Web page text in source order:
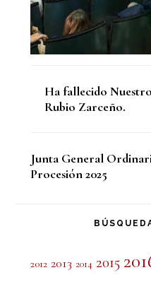
Ha fallecido
Rubio Zarceño.
Junta General
Procesión 2025
2012 2013 2014 2015